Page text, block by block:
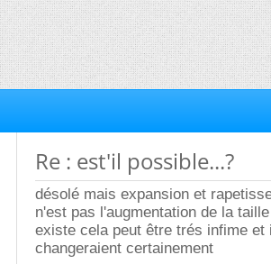
Re : est'il possible...?
désolé mais expansion et
n'est pas l'augmentation de la
existe cela peut être trés infime
changeraient certainement